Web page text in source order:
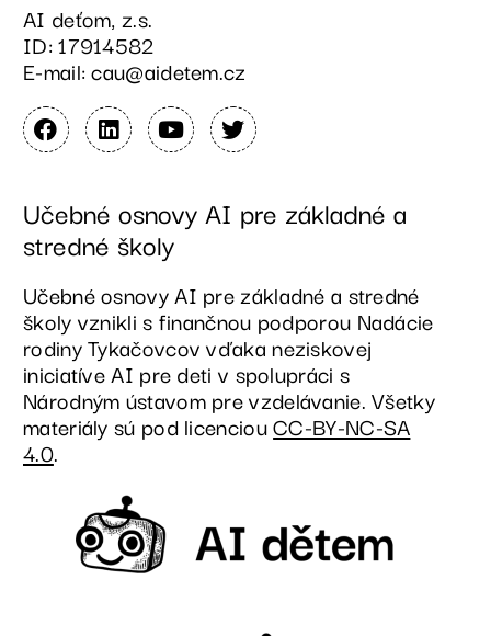
AI deťom, z.s.
ID: 17914582
E-mail: cau@aidetem.cz
Učebné osnovy AI pre základné a
stredné školy
Učebné osnovy AI pre základné a stredné
školy vznikli s finančnou podporou Nadácie
rodiny Tykačovcov vďaka neziskovej
iniciatíve AI pre deti v spolupráci s
Národným ústavom pre vzdelávanie. Všetky
materiály sú pod licenciouCC-BY-NC-SA
4.0.